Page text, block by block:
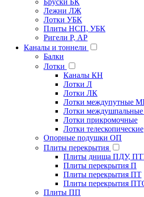
Лежни ЛЖ
Лотки УБК
Плиты НСП, УБК
Ригели Р, АР
Каналы и тоннели
Балки
Лотки
Каналы КН
Лотки Л
Лотки ЛК
Лотки междупутные
Лотки
Лотки прикромочные
Лотки телескопические
Опорные подушки ОП
Плиты перекрытия
Плиты днища ПДУ,
Плиты перекрытия П
Плиты перекрытия ПТ
Плиты перекрытия
Плиты ПП